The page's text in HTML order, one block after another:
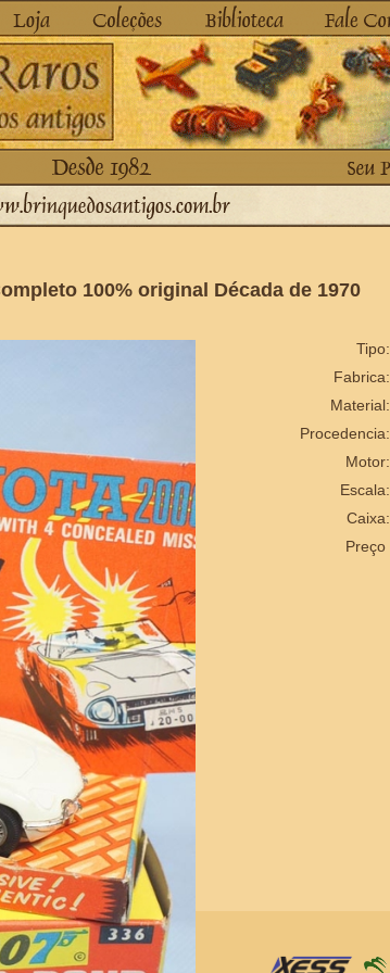
100% original Década de 1970
Tipo:
Fabrica:
Material:
Procedencia:
Motor:
Escala:
Caixa:
Preço